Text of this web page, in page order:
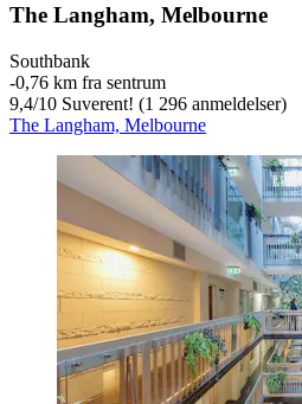
The Langham, Melbourne
Southbank
‐0,76 km fra sentrum
9,4/10 Suverent! (1 296 anmeldelser)
The Langham, Melbourne